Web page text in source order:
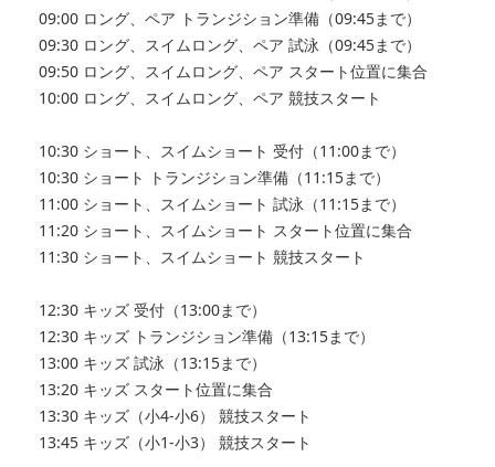
09:00 ロング、ペア トランジション準備（09:45まで）
09:30 ロング、スイムロング、ペア 試泳（09:45まで）
09:50 ロング、スイムロング、ペア スタート位置に集合
10:00 ロング、スイムロング、ペア 競技スタート
10:30 ショート、スイムショート 受付（11:00まで）
10:30 ショート トランジション準備（11:15まで）
11:00 ショート、スイムショート 試泳（11:15まで）
11:20 ショート、スイムショート スタート位置に集合
11:30 ショート、スイムショート 競技スタート
12:30 キッズ 受付（13:00まで）
12:30 キッズ トランジション準備（13:15まで）
13:00 キッズ 試泳（13:15まで）
13:20 キッズ スタート位置に集合
13:30 キッズ（小4-小6） 競技スタート
13:45 キッズ（小1-小3） 競技スタート